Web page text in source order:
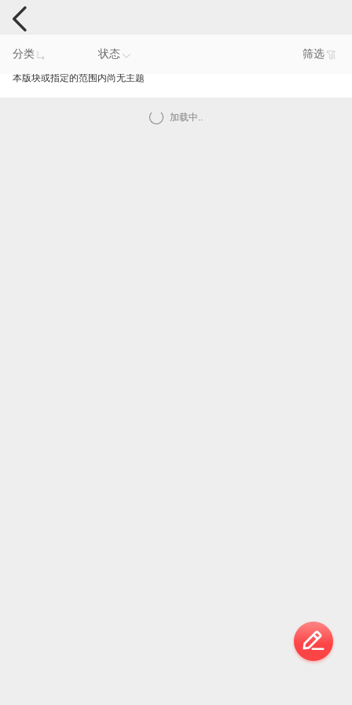
手机反馈
分类 状态 筛选
本版块或指定的范围内尚无主题
加载中..